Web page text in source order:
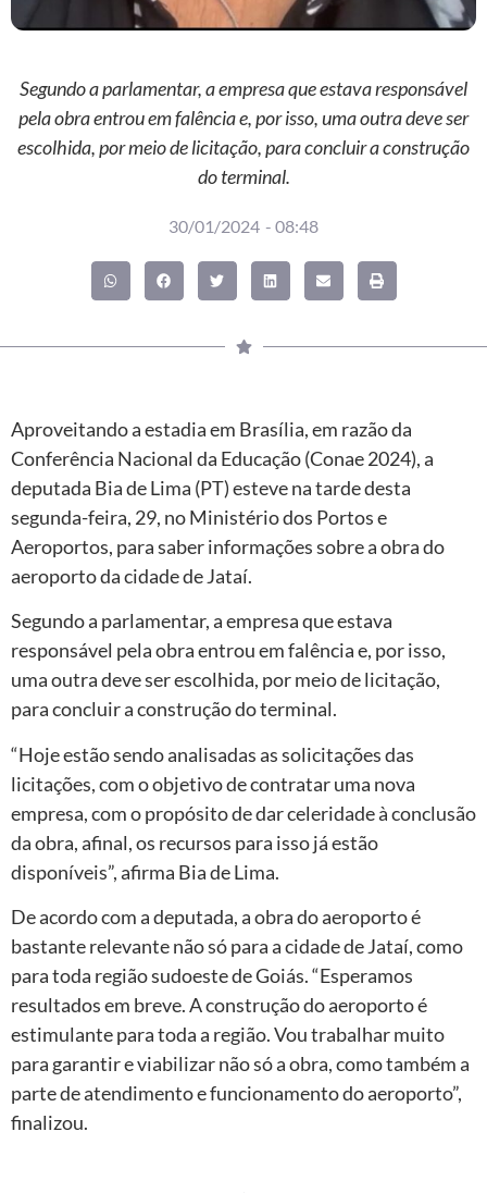
Segundo a parlamentar, a empresa que estava responsável
pela obra entrou em falência e, por isso, uma outra deve ser
escolhida, por meio de licitação, para concluir a construção
do terminal.
30/01/2024 - 08:48
Aproveitando a estadia em Brasília, em razão da
Conferência Nacional da Educação (Conae 2024), a
deputada Bia de Lima (PT) esteve na tarde desta
segunda-feira, 29, no Ministério dos Portos e
Aeroportos, para saber informações sobre a obra do
aeroporto da cidade de Jataí.
Segundo a parlamentar, a empresa que estava
responsável pela obra entrou em falência e, por isso,
uma outra deve ser escolhida, por meio de licitação,
para concluir a construção do terminal.
“Hoje estão sendo analisadas as solicitações das
licitações, com o objetivo de contratar uma nova
empresa, com o propósito de dar celeridade à conclusão
da obra, afinal, os recursos para isso já estão
disponíveis”, afirma Bia de Lima.
De acordo com a deputada, a obra do aeroporto é
bastante relevante não só para a cidade de Jataí, como
para toda região sudoeste de Goiás. “Esperamos
resultados em breve. A construção do aeroporto é
estimulante para toda a região. Vou trabalhar muito
para garantir e viabilizar não só a obra, como também a
parte de atendimento e funcionamento do aeroporto”,
finalizou.